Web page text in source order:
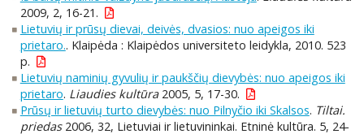
2009, 2, 16-21.
Lietuvių ir prūsų dievai, deivės, dvasios: nuo apeigos iki
prietaro.. Klaipėda : Klaipėdos universiteto leidykla, 2010. 523
p.
Lietuvių naminių gyvulių ir paukščių dievybės: nuo apeigos iki
prietaro. Liaudies kultūra2005, 5, 17-30.
Prūsų ir lietuvių turto dievybės: nuo Pilnyčio iki Skalsos. Tiltai.
priedas2006, 32, Lietuviai ir lietuvininkai. Etninė kultūra. 5, 24-